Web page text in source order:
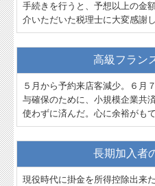
手続きを行うと、予想以上の金
介いただいた税理士に大変感謝
高級フラン
５月から予約来店客減少。６月
与確保のために、小規模企業共
使わずに済んだ。心に余裕がも
長期加入者
現役時代に掛金を所得控除出来